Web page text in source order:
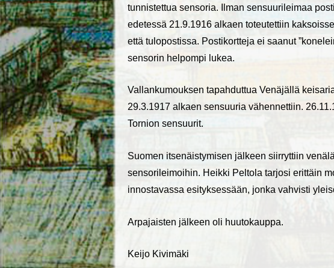
tunnistettua sensoria. Ilman sensuurileimaa
edetessä 21.9.1916 alkaen toteutettiin
että tulopostissa. Postikortteja ei saanut
sensorin helpompi lukea.
Vallankumouksen tapahduttua Venäjällä
29.3.1917 alkaen sensuuria vähennettiin.
Tornion sensuurit.
Suomen itsenäistymisen jälkeen siirryttiin
sensorileimoihin. Heikki Peltola tarjosi erittäin
innostavassa esityksessään, jonka vahvisti
Arpajaisten jälkeen oli huutokauppa.
Keijo Kivimäki